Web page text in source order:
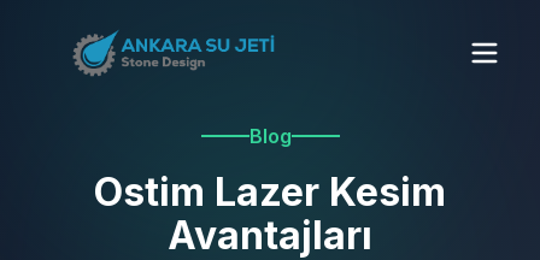
Blog
Ostim Lazer Kesim
Avantajları